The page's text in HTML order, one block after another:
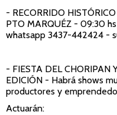
- RECORRIDO
PTO MARQUÉZ - 09:30
whatsapp 3437-442424 -
- FIESTA DEL
EDICIÓN - Habrá shows
productores y
Actuarán: